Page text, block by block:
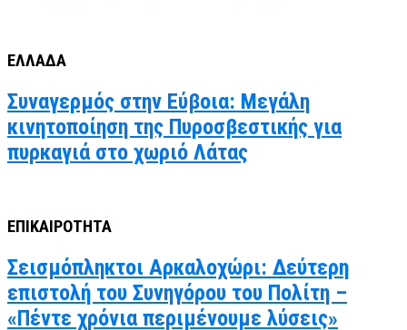
ΕΛΛΑΔΑ
Συναγερμός στην Εύβοια: Μεγάλη
κινητοποίηση της Πυροσβεστικής για
πυρκαγιά στο χωριό Λάτας
ΕΠΙΚΑΙΡΟΤΗΤΑ
Σεισμόπληκτοι Αρκαλοχώρι: Δεύτερη
επιστολή του Συνηγόρου του Πολίτη –
«Πέντε χρόνια περιμένουμε λύσεις»